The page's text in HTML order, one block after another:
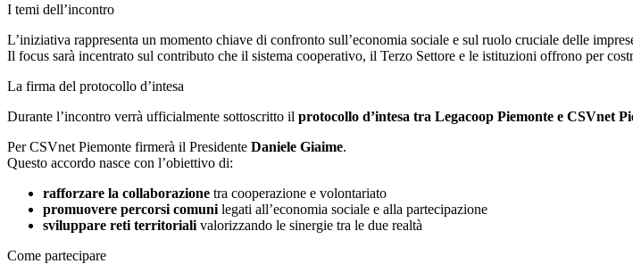
I temi dell’incontro
L’iniziativa rappresenta un momento chiave di confronto sull’economia sociale e sul ruolo cruciale delle
Il focus sarà incentrato sul contributo che il sistema cooperativo, il Terzo Settore e le istituzioni offrono per
La firma del protocollo d’intesa
Durante l’incontro verrà ufficialmente sottoscritto il protocollo d’intesa tra Legacoop Piemonte e CSVnet
Per CSVnet Piemonte firmerà il Presidente Daniele Giaime.
Questo accordo nasce con l’obiettivo di:
rafforzare la collaborazione tra cooperazione e volontariato
promuovere percorsi comuni legati all’economia sociale e alla partecipazione
sviluppare reti territoriali valorizzando le sinergie tra le due realtà
Come partecipare